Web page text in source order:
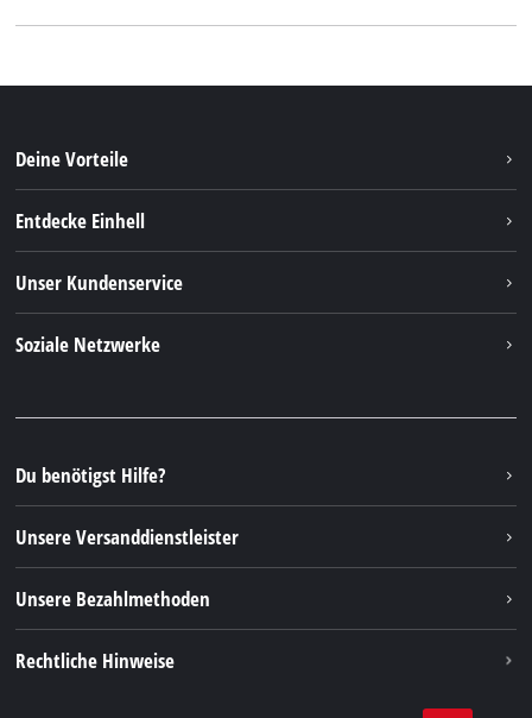
Deine Vorteile
Entdecke Einhell
Nachhaltigkeit
Unser Kundenservice
FAQs
Rücksendungen / Widerruf
Verpackungsrichtlinien
Hinweise zur Batterieentsorgung
Vertrag widerrufen
Soziale Netzwerke
Instagram
TikTok
Pinterest
Linkedin
Du benötigst Hilfe?
Unsere Versanddienstleister
Unsere Bezahlmethoden
Rechtliche Hinweise